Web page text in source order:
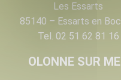
Les Essarts
85140 – Essarts en
Tel. 02 51 62 81 16
OLONNE SUR